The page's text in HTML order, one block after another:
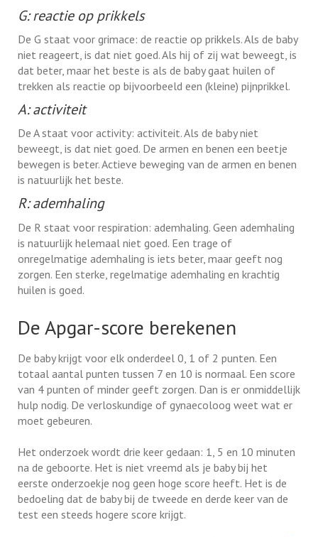
G: reactie op prikkels
De G staat voor grimace: de reactie op prikkels. Als de baby
niet reageert, is dat niet goed. Als hij of zij wat beweegt, is
dat beter, maar het beste is als de baby gaat huilen of
trekken als reactie op bijvoorbeeld een (kleine) pijnprikkel.
A: activiteit
De A staat voor activity: activiteit. Als de baby niet
beweegt, is dat niet goed. De armen en benen een beetje
bewegen is beter. Actieve beweging van de armen en benen
is natuurlijk het beste.
R: ademhaling
De R staat voor respiration: ademhaling. Geen ademhaling
is natuurlijk helemaal niet goed. Een trage of
onregelmatige ademhaling is iets beter, maar geeft nog
zorgen. Een sterke, regelmatige ademhaling en krachtig
huilen is goed.
De Apgar-score berekenen
De baby krijgt voor elk onderdeel 0, 1 of 2 punten. Een
totaal aantal punten tussen 7 en 10 is normaal. Een score
van 4 punten of minder geeft zorgen. Dan is er onmiddellijk
hulp nodig. De verloskundige of gynaecoloog weet wat er
moet gebeuren.
Het onderzoek wordt drie keer gedaan: 1, 5 en 10 minuten
na de geboorte. Het is niet vreemd als je baby bij het
eerste onderzoekje nog geen hoge score heeft. Het is de
bedoeling dat de baby bij de tweede en derde keer van de
test een steeds hogere score krijgt.